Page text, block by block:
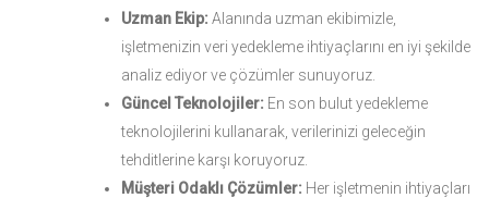
Uzman Ekip: Alanında uzman ekibimizle,
işletmenizin veri yedekleme ihtiyaçlarını en iyi şekilde
analiz ediyor ve çözümler sunuyoruz.
Güncel Teknolojiler: En son bulut yedekleme
teknolojilerini kullanarak, verilerinizi geleceğin
tehditlerine karşı koruyoruz.
Müşteri Odaklı Çözümler: Her işletmenin ihtiyaçları